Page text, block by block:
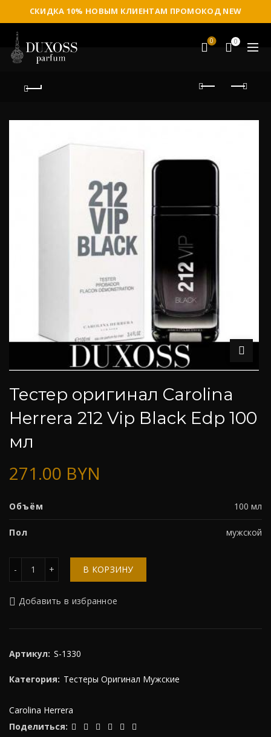
СКИДКА 10% НОВЫМ КЛИЕНТАМ ПРОМОКОД NEW
0 0
Тестер оригинал Carolina
Herrera 212 Vip Black Edp 100
мл
271.00 BYN
Объём 100 мл
Пол мужской
Количество В КОРЗИНУ
Добавить в избранное
Артикул: S-1330
Категория: Тестеры Оригинал Мужские
Carolina Herrera
Поделиться